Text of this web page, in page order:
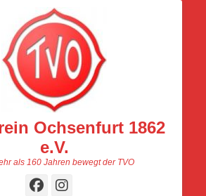
Ochsenfurt 1862
e.V.
als 160 Jahren bewegt der TVO
Facebook
Instagram